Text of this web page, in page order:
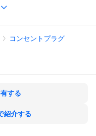
コンセントプラグ
する
紹介する